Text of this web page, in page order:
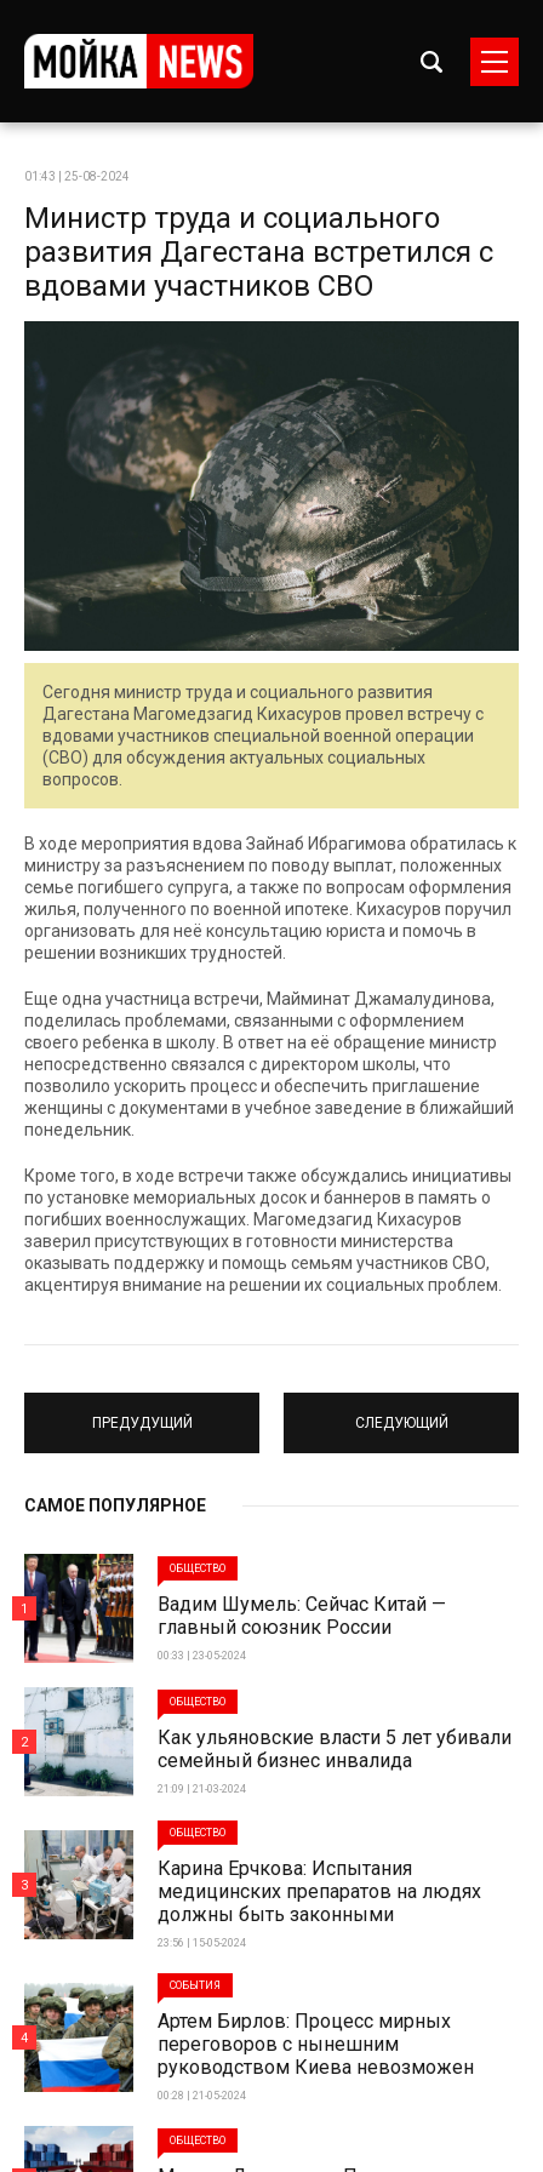
01:43 | 25-08-2024
Министр труда и социального
развития Дагестана встретился с
вдовами участников СВО
Сегодня министр труда и социального развития
Дагестана Магомедзагид Кихасуров провел встречу с
вдовами участников специальной военной операции
(СВО) для обсуждения актуальных социальных
вопросов.
В ходе мероприятия вдова Зайнаб Ибрагимова обратилась к
министру за разъяснением по поводу выплат, положенных
семье погибшего супруга, а также по вопросам оформления
жилья, полученного по военной ипотеке. Кихасуров поручил
организовать для неё консультацию юриста и помочь в
решении возникших трудностей.
Еще одна участница встречи, Майминат Джамалудинова,
поделилась проблемами, связанными с оформлением
своего ребенка в школу. В ответ на её обращение министр
непосредственно связался с директором школы, что
позволило ускорить процесс и обеспечить приглашение
женщины с документами в учебное заведение в ближайший
понедельник.
Кроме того, в ходе встречи также обсуждались инициативы
по установке мемориальных досок и баннеров в память о
погибших военнослужащих. Магомедзагид Кихасуров
заверил присутствующих в готовности министерства
оказывать поддержку и помощь семьям участников СВО,
акцентируя внимание на решении их социальных проблем.
ПРЕДУДУЩИЙ СЛЕДУЮЩИЙ
САМОЕ ПОПУЛЯРНОЕ
ОБЩЕСТВО
Вадим Шумель: Сейчас Китай —
главный союзник России
00:33 | 23-05-2024
1
ОБЩЕСТВО
Как ульяновские власти 5 лет убивали
семейный бизнес инвалида
21:09 | 21-03-2024
2
ОБЩЕСТВО
Карина Ерчкова: Испытания
медицинских препаратов на людях
должны быть законными
23:56 | 15-05-2024
3
СОБЫТИЯ
Артем Бирлов: Процесс мирных
переговоров с нынешним
руководством Киева невозможен
00:28 | 21-05-2024
4
ОБЩЕСТВО